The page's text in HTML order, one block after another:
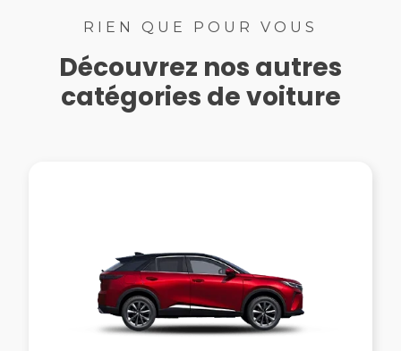
RIEN QUE POUR VOUS
Découvrez nos autres
catégories de voiture